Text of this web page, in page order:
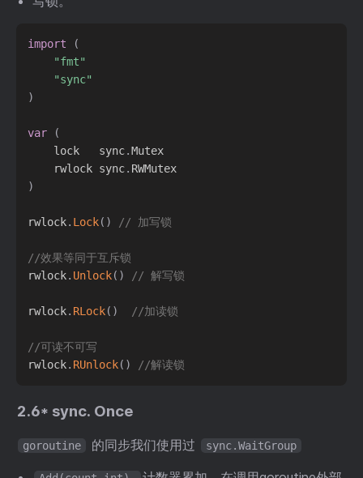
import
(
"fmt"
"sync"
)
var
(
	lock   sync
.Mutex
	rwlock sync
.
)
rwlock. Lock( ) // 加写锁
//效果等同于互斥锁
rwlock. Unlock( ) // 解写锁
rwlock. RLock( ) //加读锁
//可读不可写
rwlock. RUnlock( ) //解读锁
2.6* sync. Once
goroutine 的同步我们使用过 sync.WaitGroup